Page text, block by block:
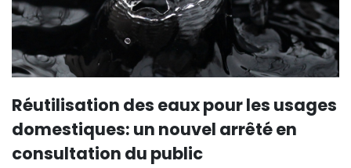
Réutilisation des eaux pour les usages
domestiques: un nouvel arrêté en
consultation du public